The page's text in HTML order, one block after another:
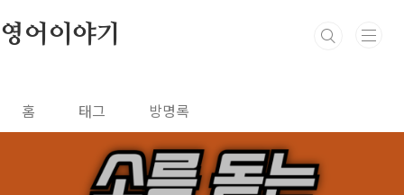
영어이야기
홈 태그 방명록